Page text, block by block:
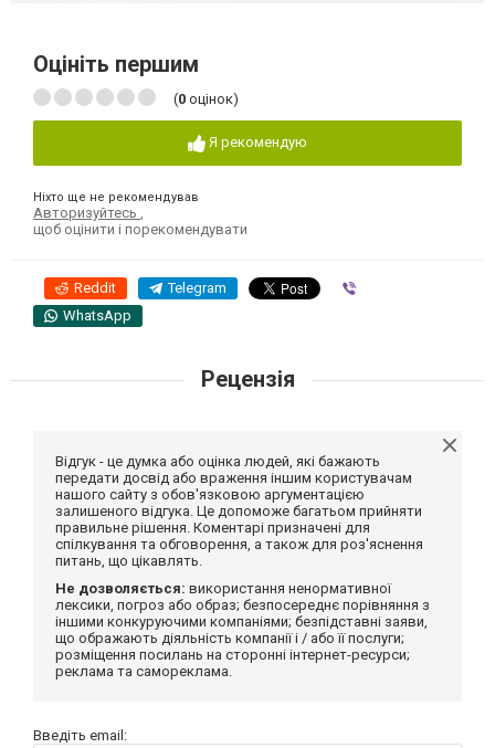
Оцініть першим
(0 оцінок)
Я рекомендую
Ніхто ще не рекомендував
Авторизуйтесь
щоб оцінити і порекомендувати
Reddit Telegram
WhatsApp
Рецензія
Відгук - це думка або оцінка людей, які бажають
передати досвід або враження іншим користувачам
нашого сайту з обов'язковою аргументацією
залишеного відгука. Це допоможе багатьом прийняти
правильне рішення. Коментарі призначені для
спілкування та обговорення, а також для роз'яснення
питань, що цікавлять.
Не дозволяється: використання ненормативної
лексики, погроз або образ; безпосереднє порівняння з
іншими конкуруючими компаніями; безпідставні заяви,
що ображають діяльність компанії і / або її послуги;
розміщення посилань на сторонні інтернет-ресурси;
реклама та самореклама.
Введіть email: